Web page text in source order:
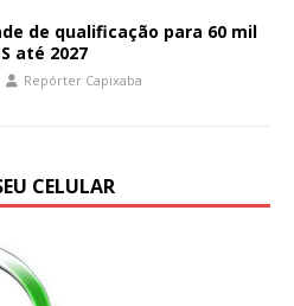
de qualificação para 60 mil
até 2027
Repórter Capixaba
CELULAR